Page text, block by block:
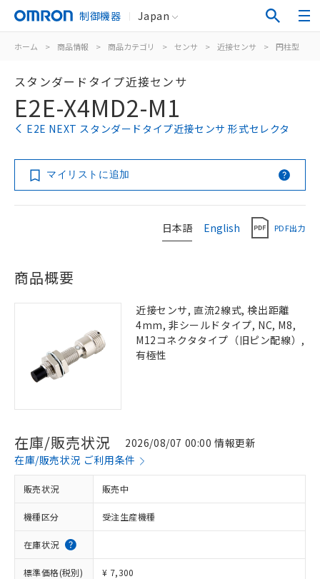
制御機器 Japan
ホーム > 商品情報 > 商品カテゴリ > センサ > 近接センサ > 円柱型
スタンダードタイプ近接センサ
E2E-X4MD2-M1
E2E NEXT スタンダードタイプ近接センサ 形式セレクタ
マイリストに追加
日本語 English PDF出力
商品概要
近接センサ, 直流2線式, 検出距離
4mm, 非シールドタイプ, NC, M8,
M12コネクタタイプ（旧ピン配線）,
有極性
在庫/販売状況
2026/08/07 00:00 情報更新
在庫/販売状況 ご利用条件
販売状況 販売中
機種区分 受注生産機種
在庫状況
標準価格(税別) ¥ 7,300